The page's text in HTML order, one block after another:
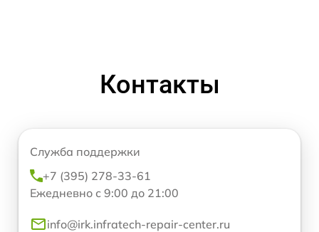
Контакты
Служба поддержки
+7 (395) 278-33-61
Ежедневно с 9:00 до 21:00
info@irk.infratech-repair-center.ru